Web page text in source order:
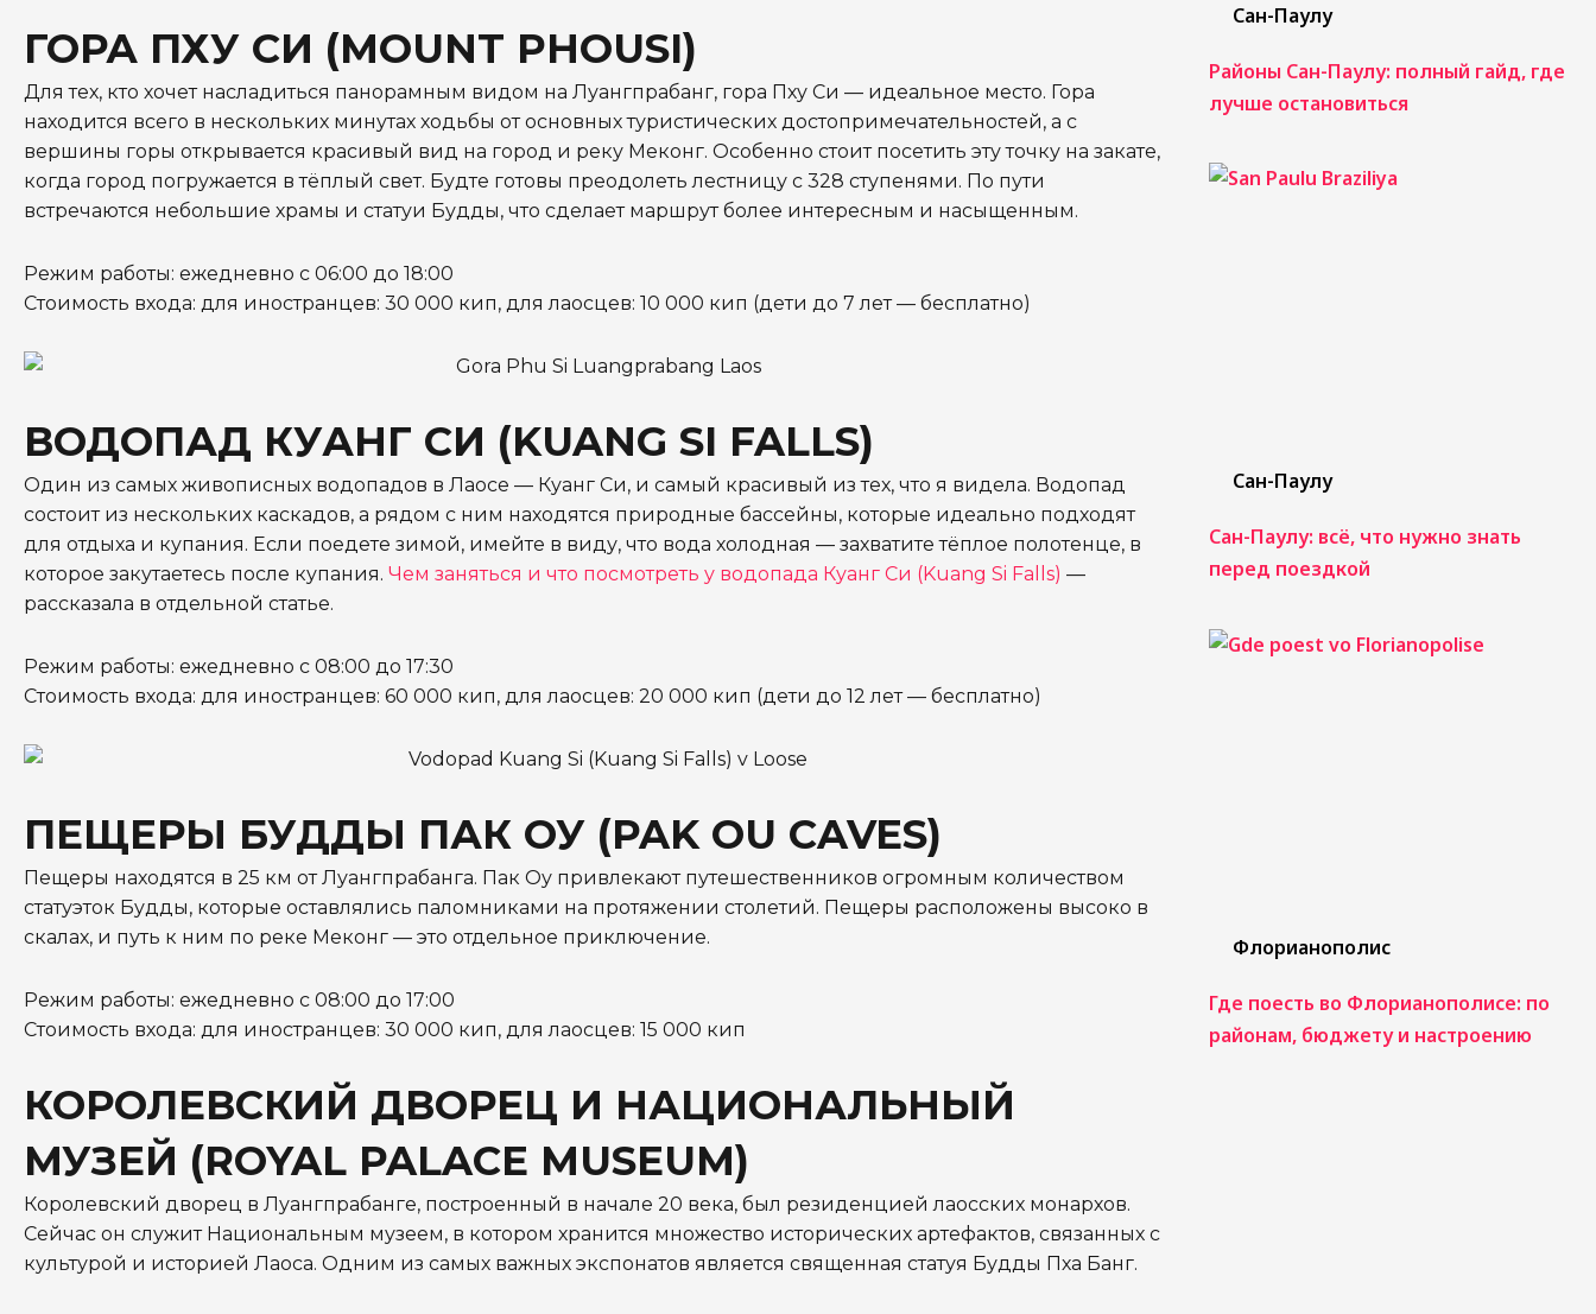
ГОРА ПХУ СИ (MOUNT PHOUSI)
Для тех, кто хочет насладиться панорамным видом на Луангпрабанг, гора Пху Си — идеальное место. Гора
находится всего в нескольких минутах ходьбы от основных туристических достопримечательностей, а с
вершины горы открывается красивый вид на город и реку Меконг. Особенно стоит посетить эту точку на закате,
когда город погружается в тёплый свет. Будте готовы преодолеть лестницу с 328 ступенями. По пути
встречаются небольшие храмы и статуи Будды, что сделает маршрут более интересным и насыщенным.
Режим работы: ежедневно с 06:00 до 18:00
Стоимость входа: для иностранцев: 30 000 кип, для лаосцев: 10 000 кип (дети до 7 лет — бесплатно)
ВОДОПАД КУАНГ СИ (KUANG SI FALLS)
Один из самых живописных водопадов в Лаосе — Куанг Си, и самый красивый из тех, что я видела. Водопад
состоит из нескольких каскадов, а рядом с ним находятся природные бассейны, которые идеально подходят
для отдыха и купания. Если поедете зимой, имейте в виду, что вода холодная — захватите тёплое полотенце, в
которое закутаетесь после купания. Чем заняться и что посмотреть у водопада Куанг Си (Kuang Si Falls) —
рассказала в отдельной статье.
Режим работы: ежедневно с 08:00 до 17:30
Стоимость входа: для иностранцев: 60 000 кип, для лаосцев: 20 000 кип (дети до 12 лет — бесплатно)
ПЕЩЕРЫ БУДДЫ ПАК ОУ (PAK OU CAVES)
Пещеры находятся в 25 км от Луангпрабанга. Пак Оу привлекают путешественников огромным количеством
статуэток Будды, которые оставлялись паломниками на протяжении столетий. Пещеры расположены высоко в
скалах, и путь к ним по реке Меконг — это отдельное приключение.
Режим работы: ежедневно с 08:00 до 17:00
Стоимость входа: для иностранцев: 30 000 кип, для лаосцев: 15 000 кип
КОРОЛЕВСКИЙ ДВОРЕЦ И НАЦИОНАЛЬНЫЙ
МУЗЕЙ (ROYAL PALACE MUSEUM)
Королевский дворец в Луангпрабанге, построенный в начале 20 века, был резиденцией лаосских монархов.
Сейчас он служит Национальным музеем, в котором хранится множество исторических артефактов, связанных с
культурой и историей Лаоса. Одним из самых важных экспонатов является священная статуя Будды Пха Банг.
Сан-Паулу
Районы Сан-Паулу: полный гайд, где
лучше остановиться
Сан-Паулу
Сан-Паулу: всё, что нужно знать
перед поездкой
Флорианополис
Где поесть во Флорианополисе: по
районам, бюджету и настроению